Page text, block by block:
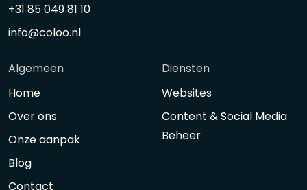
+31 85 049 81 10
info@coloo.nl
Algemeen
Home
Over ons
Onze aanpak
Blog
Contact
Diensten
Websites
Content & Social Media
Beheer